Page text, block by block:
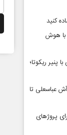
با هوش
ریکوتا؛
عباسعلی تا
پروژهای